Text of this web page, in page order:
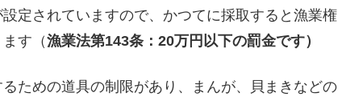
定されていますので、かつてに採取すると漁業権
す（漁業法第143条：20万円以下の罰金です）
ための道具の制限があり、まんが、貝まきなどの